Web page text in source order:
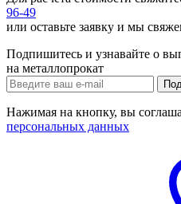
96-49
или оставьте заявку и мы
Подпишитесь и узнавайте о
на металлопрокат
Нажимая на кнопку, вы
персональных данных